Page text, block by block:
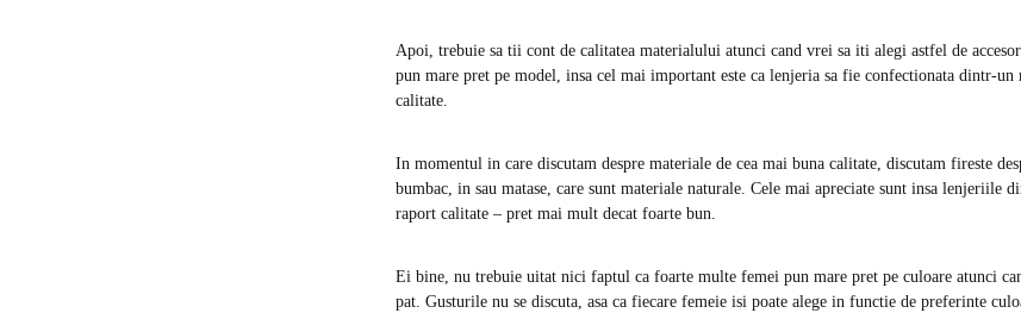
Apoi, trebuie sa tii cont de calitatea materialului atunci cand vrei sa iti alegi astfel de
pun mare pret pe model, insa cel mai important este ca lenjeria sa fie confectionata dintr-un
calitate.
In momentul in care discutam despre materiale de cea mai buna calitate, discutam fireste
bumbac, in sau matase, care sunt materiale naturale. Cele mai apreciate sunt insa lenjeriile
raport calitate – pret mai mult decat foarte bun.
Ei bine, nu trebuie uitat nici faptul ca foarte multe femei pun mare pret pe culoare atunci
pat. Gusturile nu se discuta, asa ca fiecare femeie isi poate alege in functie de preferinte